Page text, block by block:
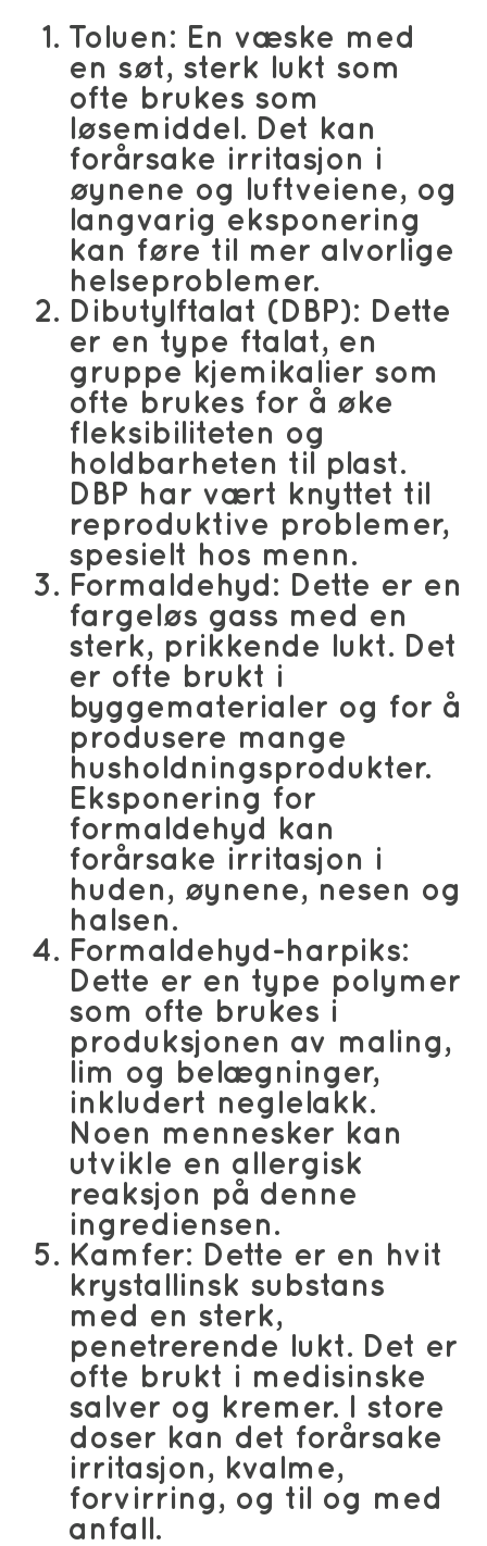
Toluen: En væske med
en søt, sterk lukt som
ofte brukes som
løsemiddel. Det kan
forårsake irritasjon i
øynene og luftveiene, og
langvarig eksponering
kan føre til mer alvorlige
helseproblemer.
Dibutylftalat (DBP): Dette
er en type ftalat, en
gruppe kjemikalier som
ofte brukes for å øke
fleksibiliteten og
holdbarheten til plast.
DBP har vært knyttet til
reproduktive problemer,
spesielt hos menn.
Formaldehyd : Dette er en
fargeløs gass med en
sterk, prikkende lukt. Det
er ofte brukt i
byggematerialer og for å
produsere mange
husholdningsprodukter.
Eksponering for
formaldehyd kan
forårsake irritasjon i
huden, øynene, nesen og
halsen.
Formaldehyd-harpiks:
Dette er en type polymer
som ofte brukes i
produksjonen av maling,
lim og belægninger,
inkludert neglelakk.
Noen mennesker kan
utvikle en allergisk
reaksjon på denne
ingrediensen.
Kamfer: Dette er en hvit
krystallinsk substans
med en sterk,
penetrerende lukt. Det er
ofte brukt i medisinske
salver og kremer. I store
doser kan det forårsake
irritasjon, kvalme,
forvirring, og til og med
anfall.